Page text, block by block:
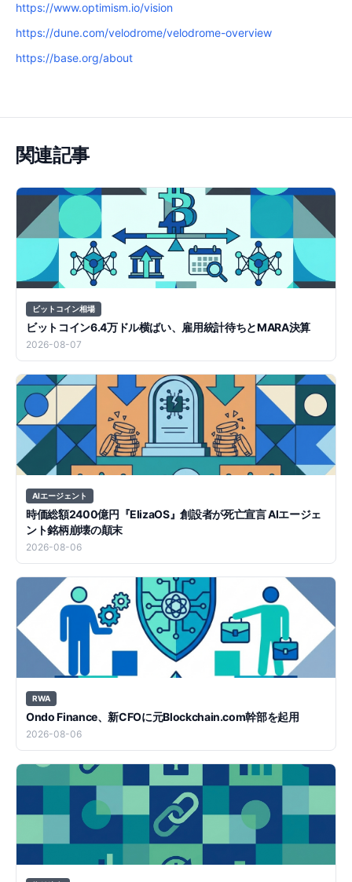
https://www.optimism.io/vision
https://dune.com/velodrome/velodrome-overview
https://base.org/about
関連記事
ビットコイン相場
ビットコイン6.4万ドル横ばい、雇用統計待ちとMARA決算
2026-08-07
AIエージェント
時価総額2400億円『ElizaOS』創設者が死亡宣言 AIエージェ
ント銘柄崩壊の顛末
2026-08-06
RWA
Ondo Finance、新CFOに元Blockchain.com幹部を起用
2026-08-06